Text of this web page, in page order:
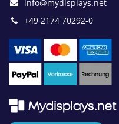
info@mydisplays.net
+49 2174 70292-0